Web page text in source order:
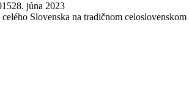
28. júna 2023
Slovenska na tradičnom